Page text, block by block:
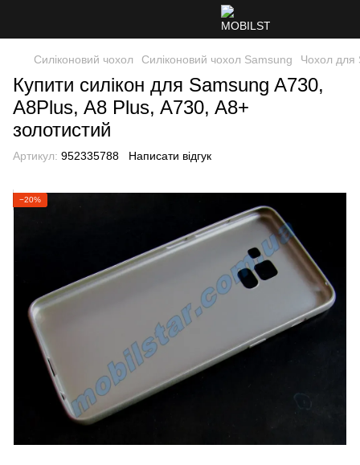
Силіконовий чохол Силіконовий чохол Samsung Чохол для
Купити силікон для Samsung A730,
A8Plus, A8 Plus, A730, A8+
золотистий
Артикул: 952335788 Написати відгук
−20%